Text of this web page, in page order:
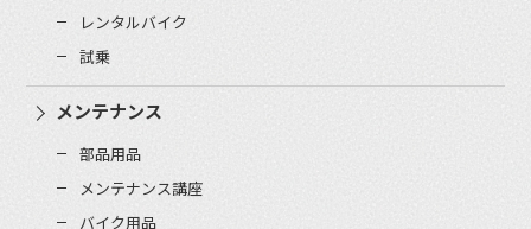
レンタルバイク
試乗
メンテナンス
部品用品
メンテナンス講座
バイク用品